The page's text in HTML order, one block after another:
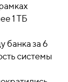
1 ТБ
банка за 6
системы